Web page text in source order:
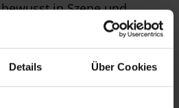
Details Über Cookies
in Szene und
Atmosphäre